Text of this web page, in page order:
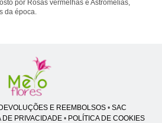
por Rosas vermelhas e Astromélias,
da época.
E REEMBOLSOS• SAC
DE PRIVACIDADE • POLÍTICA DE COOKIES